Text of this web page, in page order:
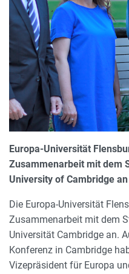
Europa-Universität
Zusammenarbeit mit dem
University of Cambridge an
Die Europa-Universität
Zusammenarbeit mit dem
Universität Cambridge an.
Konferenz in Cambridge
Vizepräsident für Europa